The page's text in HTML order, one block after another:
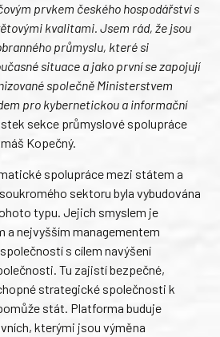
prvkem českého hospodářství s
kvalitami. Jsem rád, že jsou
průmyslu, které si
situace a jako první se zapojují
společně Ministerstvem
pro kybernetickou a informační
sekce průmyslové spolupráce
Kopečný.
spolupráce mezi státem a
sektoru byla vybudována
typu. Jejich smyslem je
a nejvyšším managementem
s cílem navýšení
Tu zajistí bezpečné,
strategické společnosti k
stát. Platforma buduje
kterými jsou výměna